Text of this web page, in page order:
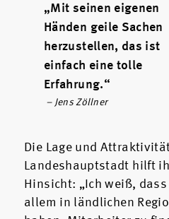
„Mit seinen eigenen
Händen geile Sachen
herzustellen, das ist
einfach eine tolle
Erfahrung.“
– Jens Zöllner
Die Lage und
Landeshauptstadt hilft
Hinsicht: „Ich weiß,
allem in ländlichen